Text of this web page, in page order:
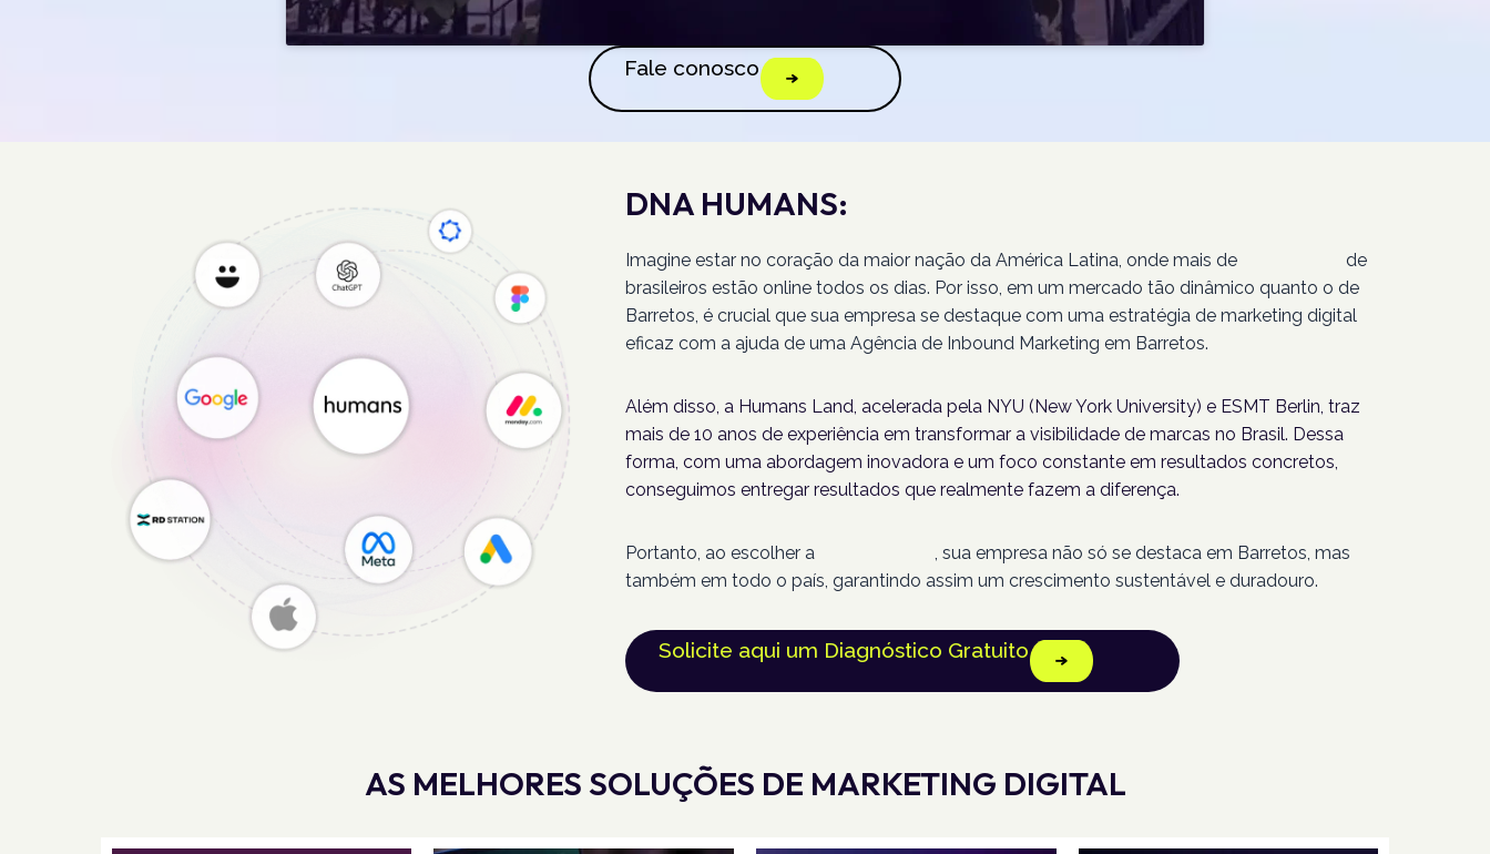
Fale conosco
DNA HUMANS:
Imagine estar no coração da maior nação da América Latina, onde mais de
de
brasileiros estão online todos os dias. Por isso, em um mercado tão dinâmico quanto o de
Barretos, é crucial que sua empresa se destaque com uma estratégia de marketing digital
eficaz com a ajuda de uma Agência de Inbound Marketing em Barretos.
Além disso, a Humans Land, acelerada pela NYU (New York University) e ESMT Berlin, traz
mais de 10 anos de experiência em transformar a visibilidade de marcas no Brasil. Dessa
forma, com uma abordagem inovadora e um foco constante em resultados concretos,
conseguimos entregar resultados que realmente fazem a diferença.
Portanto, ao escolher a
, sua empresa não só se destaca em Barretos, mas
também em todo o país, garantindo assim um crescimento sustentável e duradouro.
Solicite aqui um Diagnóstico Gratuito
AS MELHORES SOLUÇÕES DE MARKETING DIGITAL